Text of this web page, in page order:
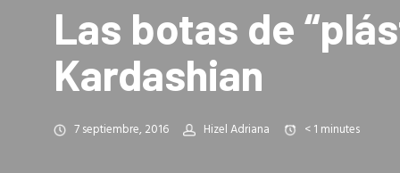
Las botas de
Kardashian
7 septiembre, 2016 Hizel Adriana < 1 minutes